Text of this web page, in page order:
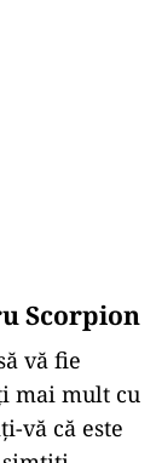
Scorpion
vă fie
mai mult cu
vă că este